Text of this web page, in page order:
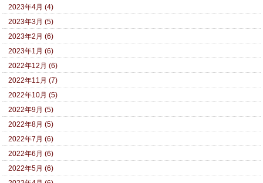
2023年4月 (4)
2023年3月 (5)
2023年2月 (6)
2023年1月 (6)
2022年12月 (6)
2022年11月 (7)
2022年10月 (5)
2022年9月 (5)
2022年8月 (5)
2022年7月 (6)
2022年6月 (6)
2022年5月 (6)